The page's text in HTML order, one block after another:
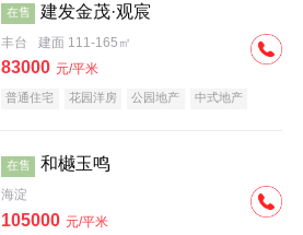
在售 建发金茂·观宸
丰台 建面 111-165㎡
83000 元/平米
普通住宅 花园洋房 公园地产
中式地产
在售 和樾玉鸣
海淀
105000 元/平米